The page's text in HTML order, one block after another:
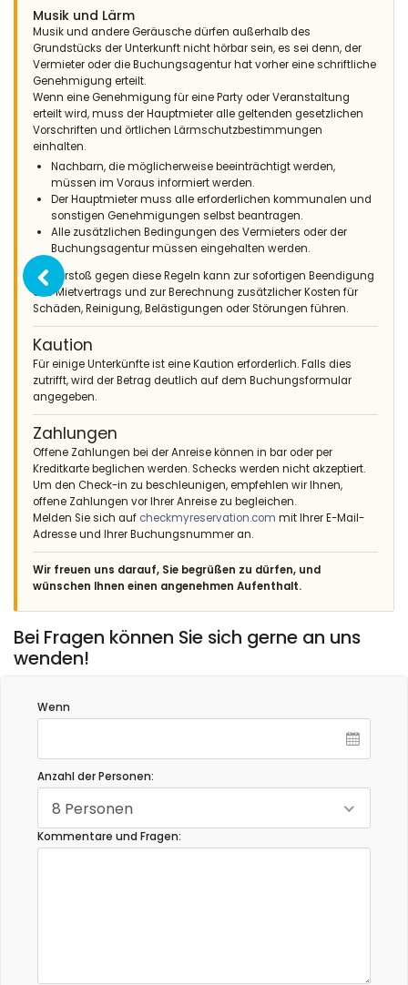
Musik und Lärm
Musik und andere Geräusche dürfen außerhalb des
Grundstücks der Unterkunft nicht hörbar sein, es sei denn, der
Vermieter oder die Buchungsagentur hat vorher eine schriftliche
Genehmigung erteilt.
Wenn eine Genehmigung für eine Party oder Veranstaltung
erteilt wird, muss der Hauptmieter alle geltenden gesetzlichen
Vorschriften und örtlichen Lärmschutzbestimmungen
einhalten.
Nachbarn, die möglicherweise beeinträchtigt werden,
müssen im Voraus informiert werden.
Der Hauptmieter muss alle erforderlichen kommunalen und
sonstigen Genehmigungen selbst beantragen.
Alle zusätzlichen Bedingungen des Vermieters oder der
Buchungsagentur müssen eingehalten werden.
Ein Verstoß gegen diese Regeln kann zur sofortigen Beendigung
des Mietvertrags und zur Berechnung zusätzlicher Kosten für
Schäden, Reinigung, Belästigungen oder Störungen führen.
Kaution
Für einige Unterkünfte ist eine Kaution erforderlich. Falls dies
zutrifft, wird der Betrag deutlich auf dem Buchungsformular
angegeben.
Zahlungen
Offene Zahlungen bei der Anreise können in bar oder per
Kreditkarte beglichen werden. Schecks werden nicht akzeptiert.
Um den Check-in zu beschleunigen, empfehlen wir Ihnen,
offene Zahlungen vor Ihrer Anreise zu begleichen.
Melden Sie sich auf checkmyreservation.com mit Ihrer E-Mail-
Adresse und Ihrer Buchungsnummer an.
Wir freuen uns darauf, Sie begrüßen zu dürfen, und
wünschen Ihnen einen angenehmen Aufenthalt.
Bei Fragen können Sie sich gerne an uns
wenden!
Wenn
Anzahl der Personen:
8 Personen
Kommentare und Fragen: